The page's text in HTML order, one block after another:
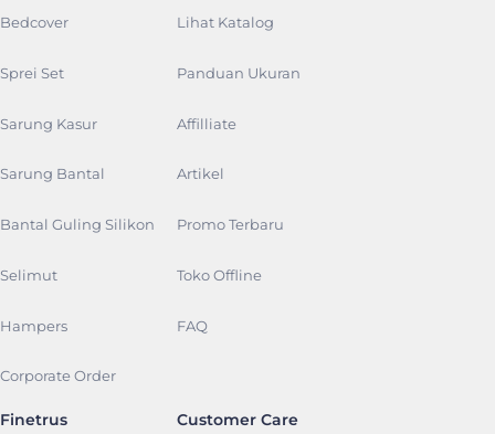
Bedcover
Sprei Set
Sarung Kasur
Sarung Bantal
Bantal Guling Silikon
Selimut
Hampers
Corporate Order
Lihat Katalog
Panduan Ukuran
Affilliate
Artikel
Promo Terbaru
Toko Offline
FAQ
Finetrus Customer Care